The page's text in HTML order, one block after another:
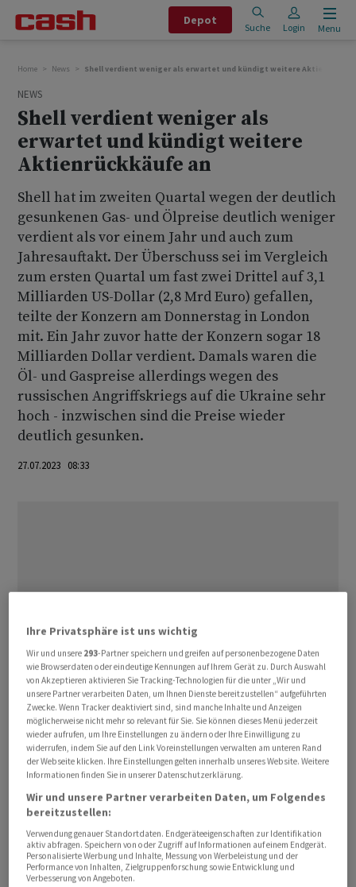
Depot
Suche Login Menu
Home News Shell verdient weniger als erwartet und kündigt weitere
NEWS
Shell verdient weniger als
erwartet und kündigt weitere
Aktienrückkäufe an
Shell hat im zweiten Quartal wegen der deutlich
gesunkenen Gas- und Ölpreise deutlich weniger
verdient als vor einem Jahr und auch zum
Jahresauftakt. Der Überschuss sei im Vergleich
zum ersten Quartal um fast zwei Drittel auf 3,1
Milliarden US-Dollar (2,8 Mrd Euro) gefallen,
teilte der Konzern am Donnerstag in London
mit. Ein Jahr zuvor hatte der Konzern sogar 18
Milliarden Dollar verdient. Damals waren die
Öl- und Gaspreise allerdings wegen des
russischen Angriffskriegs auf die Ukraine sehr
hoch - inzwischen sind die Preise wieder
deutlich gesunken.
27.07.2023 08:33
Der Umsatz sank in den drei Monaten bis Ende Juni im
Vergleich zum Vorquartal um rund 14 Prozent auf
knapp 75 Milliarden Dollar. Der um Sondereffekte
bereinigte Gewinn fiel um 47 Prozent auf 5,1 Milliarden
Dollar. Damit verfehlte der Konzern die Erwartungen
der Experten leicht. Fortschritte machte Shell
Ihre Privatsphäre ist uns wichtig
Wir und unsere 293-Partner speichern und greifen auf personenbezogene Daten
wie Browserdaten oder eindeutige Kennungen auf Ihrem Gerät zu. Durch Auswahl
von Akzeptieren aktivieren Sie Tracking-Technologien für die unter „Wir und
unsere Partner verarbeiten Daten, um Ihnen Dienste bereitzustellen“ aufgeführten
Zwecke. Wenn Tracker deaktiviert sind, sind manche Inhalte und Anzeigen
möglicherweise nicht mehr so relevant für Sie. Sie können dieses Menü jederzeit
wieder aufrufen, um Ihre Einstellungen zu ändern oder Ihre Einwilligung zu
widerrufen, indem Sie auf den Link Voreinstellungen verwalten am unteren Rand
der Webseite klicken. Ihre Einstellungen gelten innerhalb unseres Website. Weitere
Informationen finden Sie in unserer Datenschutzerklärung.
Wir und unsere Partner verarbeiten Daten, um Folgendes
bereitzustellen:
Verwendung genauer Standortdaten. Endgeräteeigenschaften zur Identifikation
aktiv abfragen. Speichern von oder Zugriff auf Informationen auf einem Endgerät.
Personalisierte Werbung und Inhalte, Messung von Werbeleistung und der
Performance von Inhalten, Zielgruppenforschung sowie Entwicklung und
Verbesserung von Angeboten.